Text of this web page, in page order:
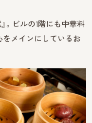
。ビルの1階にも中華料
をメインにしているお